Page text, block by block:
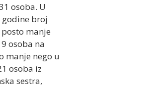
osoba. U
godine broj
manje
osoba na
manje nego u
osoba iz
sestra,